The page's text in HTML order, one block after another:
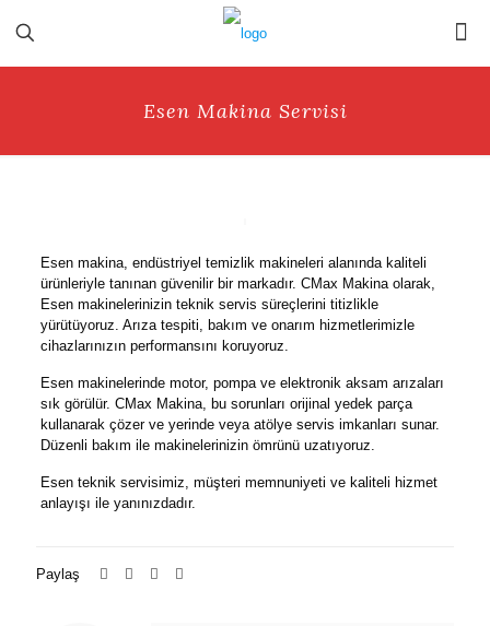
Esen Makina Servisi
Esen makina, endüstriyel temizlik makineleri alanında kaliteli
ürünleriyle tanınan güvenilir bir markadır. CMax Makina olarak,
Esen makinelerinizin teknik servis süreçlerini titizlikle
yürütüyoruz. Arıza tespiti, bakım ve onarım hizmetlerimizle
cihazlarınızın performansını koruyoruz.
Esen makinelerinde motor, pompa ve elektronik aksam arızaları
sık görülür. CMax Makina, bu sorunları orijinal yedek parça
kullanarak çözer ve yerinde veya atölye servis imkanları sunar.
Düzenli bakım ile makinelerinizin ömrünü uzatıyoruz.
Esen teknik servisimiz, müşteri memnuniyeti ve kaliteli hizmet
anlayışı ile yanınızdadır.
Paylaş